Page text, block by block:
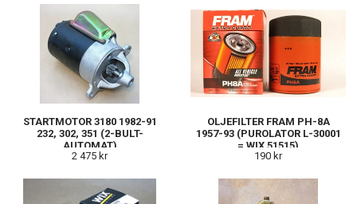
STARTMOTOR 3180 1982-91
232, 302, 351 (2-BULT-
AUTOMAT)
2 475 kr
OLJEFILTER FRAM PH-8A
1957-93 (PUROLATOR L-30001
= WIX 51515)
190 kr